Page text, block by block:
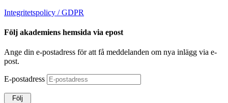
Integritetspolicy / GDPR
Följ akademiens hemsida via epost
Ange din e-postadress för att få meddelanden om nya inlägg via e-
post.
E-postadress
Följ